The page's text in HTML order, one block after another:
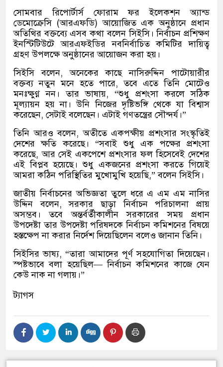
সোমবার রিপোর্টার্স ফোরাম ফর ইলেকশন অ্যান্ড
ডেমোক্রেসি (আরএফডি) আয়োজিত এক অনুষ্ঠানে প্রধান
অতিথির বক্তব্যে এসব কথা বলেন সিইসি। নির্বাচন প্রশিক্ষণ
ইনস্টিটিউটে আরএফইডির নবনির্বাচিত কমিটির দায়িত্ব
গ্রহণ উপলক্ষে অনুষ্ঠানের আয়োজন করা হয়।
সিইসি বলেন, অনেকের কাছে নাসিরুদ্দিন পাটোয়ারীর
বক্তব্য নতুন মনে হতে পারে, তবে এতে তিনি মোটেও
মনঃক্ষুণ্ণ নন। তার ভাষায়, “শুধু প্রশংসা করলে সঠিক
মূল্যায়ন হয় না। উনি নিজের দৃষ্টিভঙ্গি থেকে যা বিশ্বাস
করেছেন, সেটাই বলেছেন। এটাই গণতন্ত্রের সৌন্দর্য।”
তিনি আরও বলেন, অতীতে একপক্ষীয় প্রশংসার সংস্কৃতিই
দেশের ক্ষতি করেছে। “সবাই শুধু এক পক্ষের প্রশংসা
করেছে, আর সেই একপেশে প্রশংসার ফল হিসেবেই দেশের
এই বিপ্লব হয়েছে। শুধু একজনের প্রশংসা করতে গিয়েই
আমরা কঠিন পরিস্থিতির মুখোমুখি হয়েছি,” বলেন সিইসি।
জাতীয় নির্বাচনের অভিজ্ঞতা তুলে ধরে এ এম এম নাসির
উদ্দিন বলেন, সরকার ছাড়া নির্বাচন পরিচালনা প্রায়
অসম্ভব। তবে অন্তর্বর্তীকালীন সরকারের সময় প্রধান
উপদেষ্টা তার উপদেষ্টা পরিষদকে নির্বাচন কমিশনের বিষয়ে
হস্তক্ষেপ না করার নির্দেশ দিয়েছিলেন বলেও জানান তিনি।
সিইসির ভাষ্য, “তারা আমাদের পূর্ণ সহযোগিতা দিয়েছেন।
স্পষ্টভাবে বলা হয়েছিল— নির্বাচন কমিশনের কাজে যেন
কেউ নাক না গলায়।”
ট্যাগস